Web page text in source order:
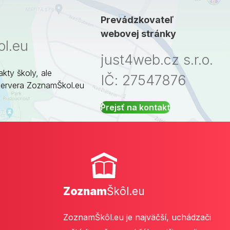
školy, ale
ZoznamŠkol.eu
Prevádzkovateľ
webovej stránky
just4web.cz s.r.o.
IČ: 27547876
Prejsť na kontakt
ZoznamŠkôl.eu
ZoznamŠkôl.eu je najväčší, uchádzači